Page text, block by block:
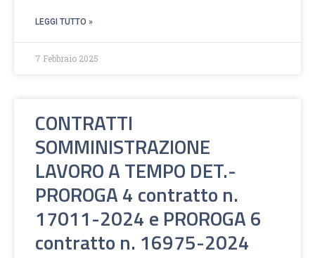
LEGGI TUTTO »
7 Febbraio 2025
CONTRATTI
SOMMINISTRAZIONE
LAVORO A TEMPO DET.-
PROROGA 4 contratto n.
17011-2024 e PROROGA 6
contratto n. 16975-2024